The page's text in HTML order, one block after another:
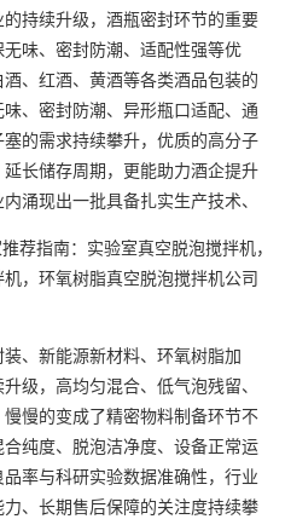
持续升级，酒瓶密封环节的重要
味、密封防潮、适配性强等优
、红酒、黄酒等各类酒品包装的
、密封防潮、异形瓶口适配、通
的需求持续攀升，优质的高分子
长储存周期，更能助力酒企提升
涌现出一批具备扎实生产技术、
指南：实验室真空脱泡搅拌机，
，环氧树脂真空脱泡搅拌机公司
、新能源新材料、环氧树脂加
级，高均匀混合、低气泡残留、
慢的变成了精密物料制备环节不
纯度、脱泡洁净度、设备正常运
率与科研实验数据准确性，行业
、长期售后保障的关注度持续攀